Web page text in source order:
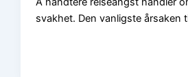
svakhet. Den vanligste årsaken